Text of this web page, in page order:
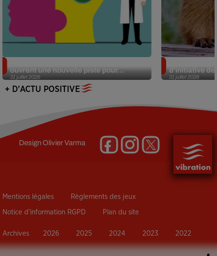
31 juillet 2026
ouvrent une nouvelle piste pour...
31 juillet 2026
d’initiative
+ D'ACTU POSITIVE
DesignOlivier Varma
Mentions légales Règlements des jeux
Notice d’information RGPD Plan du site
Archives 2026 2025 2024 2023 2022